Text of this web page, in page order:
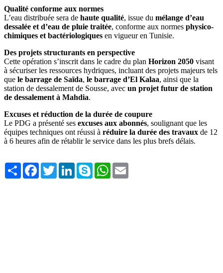
Qualité conforme aux normes
L’eau distribuée sera de haute qualité, issue du mélange d’eau
dessalée et d’eau de pluie traitée, conforme aux normes physico-
chimiques et bactériologiques en vigueur en Tunisie.
Des projets structurants en perspective
Cette opération s’inscrit dans le cadre du plan Horizon 2050 visant
à sécuriser les ressources hydriques, incluant des projets majeurs tels
que le barrage de Saïda, le barrage d’El Kalaa, ainsi que la
station de dessalement de Sousse, avec un projet futur de station
de dessalement à Mahdia.
Excuses et réduction de la durée de coupure
Le PDG a présenté ses excuses aux abonnés, soulignant que les
équipes techniques ont réussi à réduire la durée des travaux de 12
à 6 heures afin de rétablir le service dans les plus brefs délais.
Share FacebookTwitterLinkedInSkype WhatsApp